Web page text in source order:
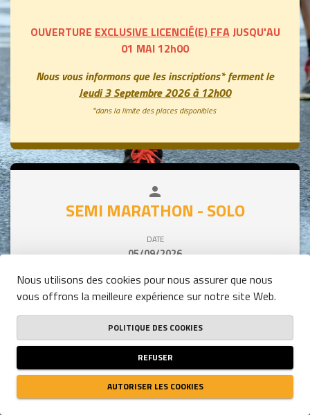
OUVERTURE EXCLUSIVE LICENCIÉ(E) FFAJUSQU'AU
01 MAI 12h00
Nous vous informons que les inscriptions* ferment le
Jeudi 3 Septembre 2026 à 12h00
*dans la limite des places disponibles
person
SEMI MARATHON - SOLO
DATE
05/09/2026
15:00(UTC+01:00)
DISPONIBILITÉ
PLACES RESTANTES336
Tarif / Personne
Nous utilisons des cookies pour nous assurer que nous
vous offrons la meilleure expérience sur notre site Web.
POLITIQUE DES COOKIES
REFUSER
AUTORISER LES COOKIES